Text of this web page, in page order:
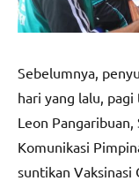
Sebelumnya,
hari yang lalu,
Leon
Komunikasi
suntikan Vaksinasi